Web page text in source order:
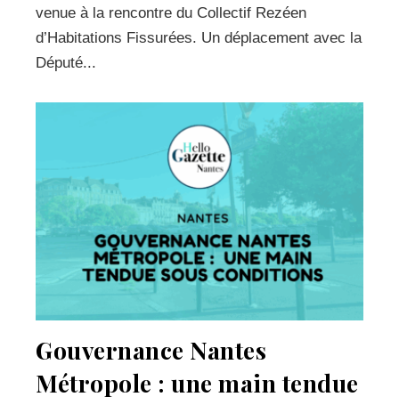
venue à la rencontre du Collectif Rezéen
d’Habitations Fissurées. Un déplacement avec la
Député...
Gouvernance Nantes
Métropole : une main tendue